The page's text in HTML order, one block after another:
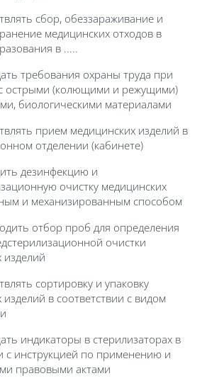
сбор, обеззараживание и
медицинских отходов в
в .....
требования охраны труда при
острыми (колющими и режущими)
биологическими материалами
прием медицинских изделий в
отделении (кабинете)
дезинфекцию и
очистку медицинских
и механизированным способом
отбор проб для определения
очистки
изделий
сортировку и упаковку
в соответствии с видом
индикаторы в стерилизаторах в
с инструкцией по применению и
правовыми актами